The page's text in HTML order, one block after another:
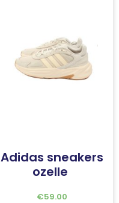
Adidas sneakers
ozelle
€59.00